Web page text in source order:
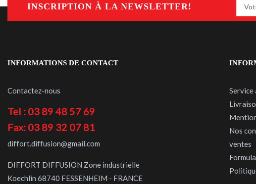
INSCRIPTION À LA NEWSLETTER!
INFORMATIONS DE CONTACT
Contactez-nous
Tel : 03 89 48 57 69
Fax: 03 89 32 07 81
diffort.diffusion@gmail.com
DIFFORT DIFFUSION Zone industrielle
Koechlin 68740 FESSENHEIM - FRANCE
Service
Nos
ventes